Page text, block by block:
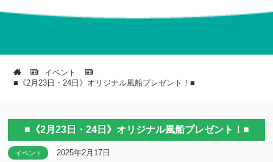
イベント
■《2月23日・24日》オリジナル風船プレゼント！■
■《2月23日・24日》オリジナル風船プレゼント！■
イベント 2025年2月17日